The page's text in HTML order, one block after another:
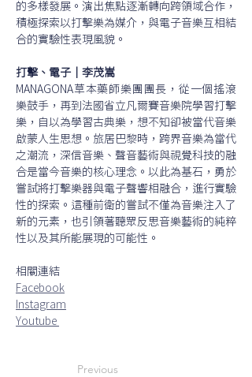
的多樣發展。演出焦點逐漸轉向跨領域合作，
積極探索以打擊樂為媒介，與電子音樂互相結
合的實驗性表現風貌。
打擊、電子｜李茂嵩
MANAGONA草本藥師樂團團長，從一個搖滾
樂鼓手，再到法國省立凡爾賽音樂院學習打擊
樂，自以為學習古典樂，想不知卻被當代音樂
啟蒙人生思想。旅居巴黎時，跨界音樂為當代
之潮流，深信音樂、聲音藝術與視覺科技的融
合是當今音樂的核心理念。以此為基石，勇於
嘗試將打擊樂器與電子聲響相融合，進行實驗
性的探索。這種前衛的嘗試不僅為音樂注入了
新的元素，也引領著聽眾反思音樂藝術的純粹
性以及其所能展現的可能性。
相關連結
Facebook
Instagram
Youtube
Previous